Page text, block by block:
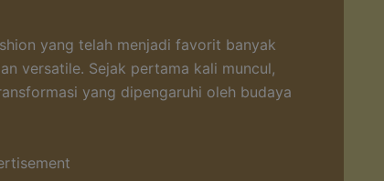
yang telah menjadi favorit banyak
versatile. Sejak pertama kali muncul,
yang dipengaruhi oleh budaya